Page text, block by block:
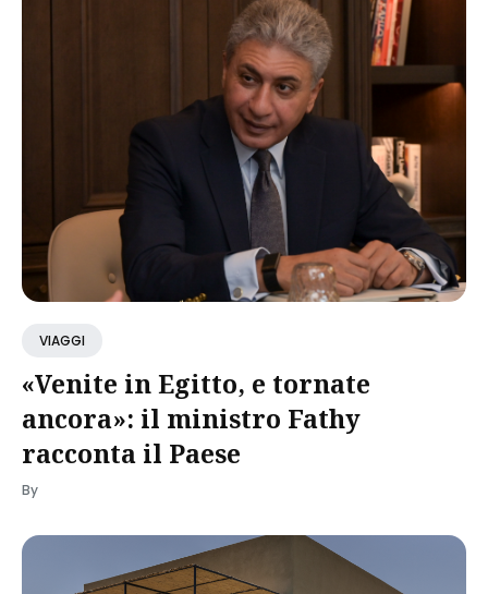
VIAGGI
«Venite in Egitto, e tornate
ancora»: il ministro Fathy
racconta il Paese
By